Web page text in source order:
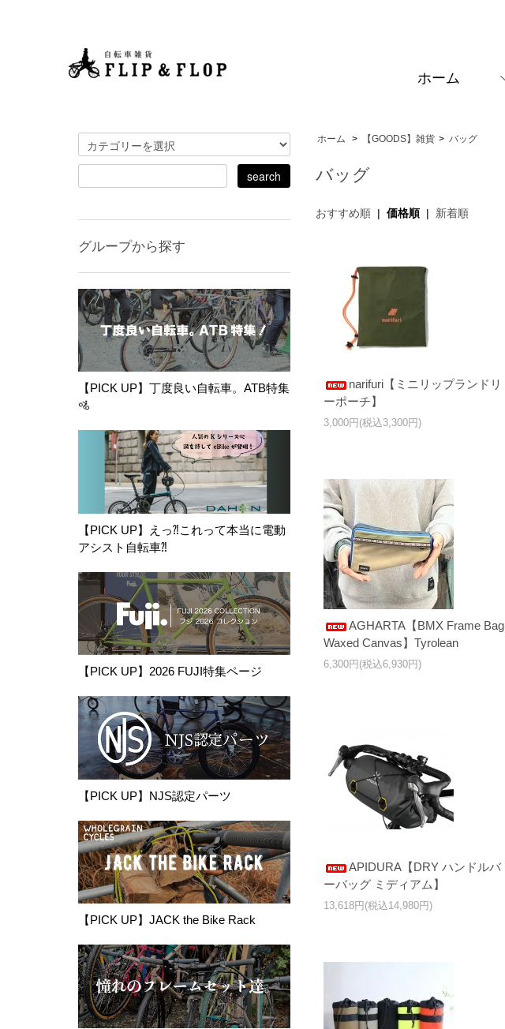
ホーム
ホーム > 【GOODS】雑貨 > バッグ
バッグ
おすすめ順| 価格順| 新着順
narifuri【ミニリップランドリ
ーポーチ】
3,000円(税込3,300円)
AGHARTA【BMX Frame Bag
Waxed Canvas】Tyrolean
6,300円(税込6,930円)
APIDURA【DRY ハンドルバ
ーバッグ ミディアム】
13,618円(税込14,980円)
グループから探す
【PICK UP】丁度良い自転車。ATB特集
🚵
【PICK UP】えっ⁈これって本当に電動
アシスト自転車⁈
【PICK UP】2026 FUJI特集ページ
【PICK UP】NJS認定パーツ
【PICK UP】JACK the Bike Rack